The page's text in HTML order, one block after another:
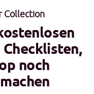
Collection
noch